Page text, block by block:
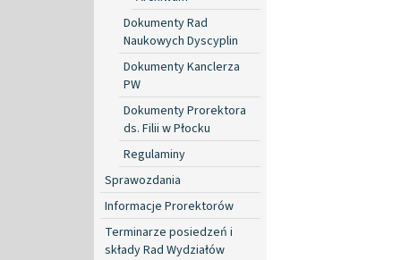
Dokumenty Rad
Naukowych Dyscyplin
Dokumenty Kanclerza
PW
Dokumenty Prorektora
ds. Filii w Płocku
Regulaminy
Sprawozdania
Informacje Prorektorów
Terminarze posiedzeń i
składy Rad Wydziałów